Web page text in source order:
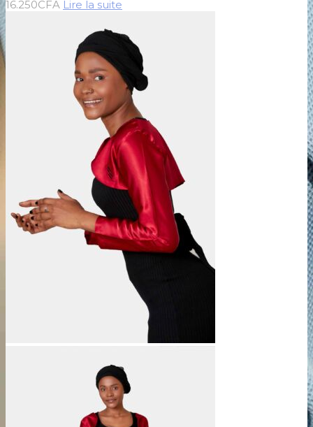
16.250CFA Lire la suite